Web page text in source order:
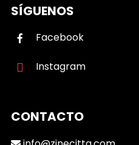
SÍGUENOS
Facebook
Instagram
CONTACTO